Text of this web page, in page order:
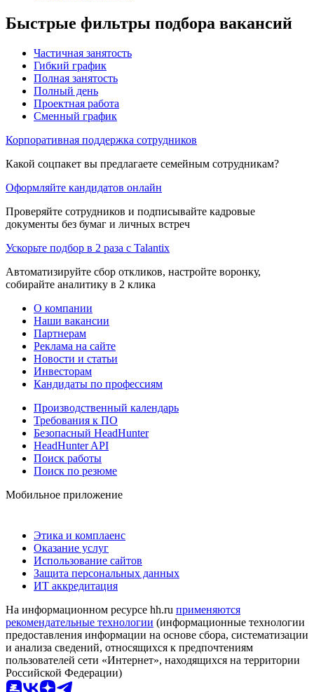
Быстрые фильтры подбора вакансий
Частичная занятость
Гибкий график
Полная занятость
Полный день
Проектная работа
Сменный график
Корпоративная поддержка сотрудников
Какой соцпакет вы предлагаете семейным сотрудникам?
Оформляйте кандидатов онлайн
Проверяйте сотрудников и подписывайте кадровые
документы без бумаг и личных встреч
Ускорьте подбор в 2 раза с Talantix
Автоматизируйте сбор откликов, настройте воронку,
собирайте аналитику в 2 клика
О компании
Наши вакансии
Партнерам
Реклама на сайте
Новости и статьи
Инвесторам
Кандидаты по профессиям
Производственный календарь
Требования к ПО
Безопасный HeadHunter
HeadHunter API
Поиск работы
Поиск по резюме
Мобильное приложение
Этика и комплаенс
Оказание услуг
Использование сайтов
Защита персональных данных
ИТ аккредитация
На информационном ресурсе hh.ru применяются
рекомендательные технологии (информационные технологии
предоставления информации на основе сбора, систематизации
и анализа сведений, относящихся к предпочтениям
пользователей сети «Интернет», находящихся на территории
Российской Федерации)